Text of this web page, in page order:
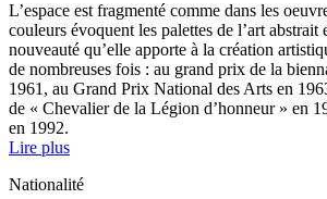
L’espace est fragmenté comme dans les
couleurs évoquent les palettes de l’art abstrait
nouveauté qu’elle apporte à la création
de nombreuses fois : au grand prix de la
1961, au Grand Prix National des Arts en
de « Chevalier de la Légion d’honneur » en
en 1992.
Lire plus
Nationalité